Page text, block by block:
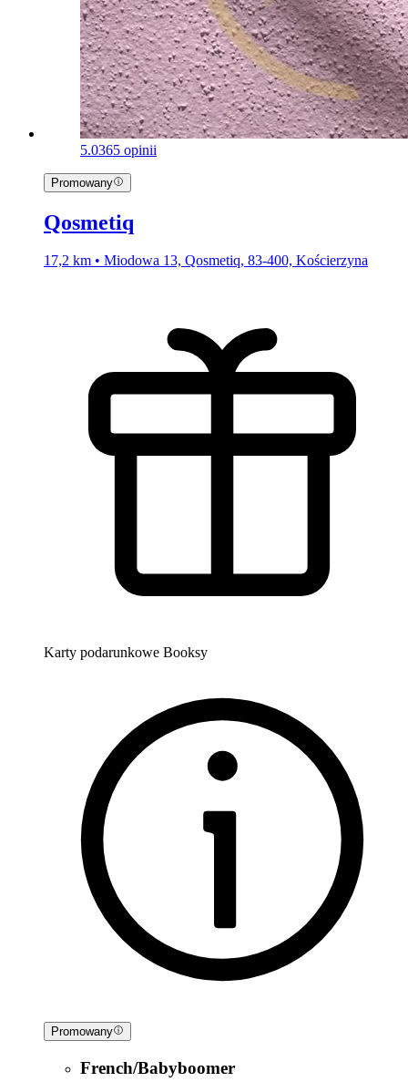
5.0365 opinii
Promowany
Qosmetiq
17,2 km • Miodowa 13, Qosmetiq, 83-400, Kościerzyna
Karty podarunkowe Booksy
Promowany
French/Babyboomer